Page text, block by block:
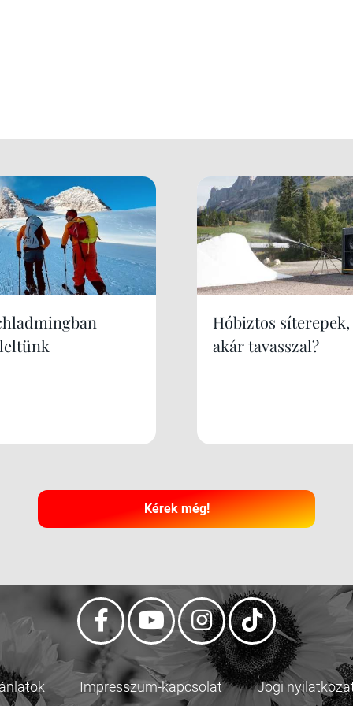
Hóbiztos síterepek,
akár tavasszal?
Kérek még!
Impresszum-kapcsolat Jogi